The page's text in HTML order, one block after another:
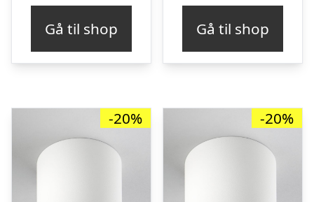
kr. 2.895,00.kr. 2.316,00.
Gå til shop
kr. 1.595,00.
Gå til shop
-20% -20%